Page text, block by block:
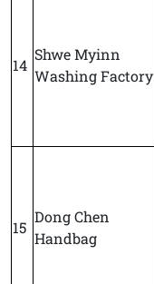
14
Shwe Myinn
Washing Factory
15
Dong Chen
Handbag